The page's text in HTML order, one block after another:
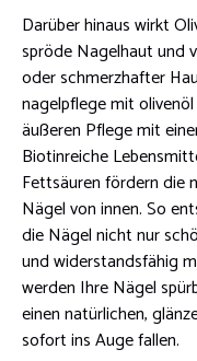
Darüber hinaus wirkt
spröde Nagelhaut und
oder schmerzhafter
nagelpflege mit
äußeren Pflege mit
Biotinreiche
Fettsäuren fördern die
Nägel von innen. So
die Nägel nicht nur
und widerstandsfähig
werden Ihre Nägel
einen natürlichen,
sofort ins Auge fallen.